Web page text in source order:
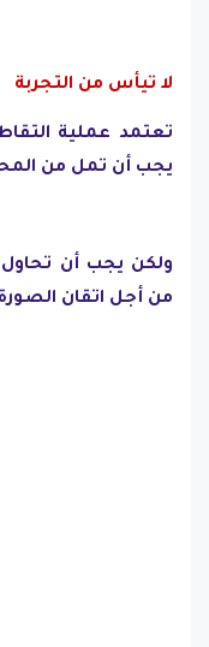
لا تيأس من التجربة
تعتمد عملية
يجب أن تمل من
ولكن يجب أن تحاول
من أجل اتقان